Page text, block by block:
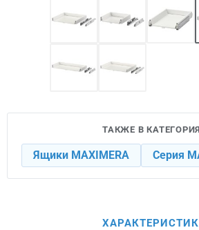
ТАКЖЕ В
Ящики MAXIMERA Серия